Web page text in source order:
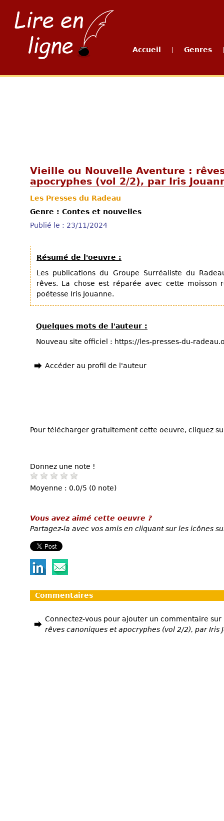
Accueil Genres
Vieille ou Nouvelle Aventure :
apocryphes (vol 2/2), par Iris
Les Presses du Radeau
Genre : Contes et nouvelles
Publié le : 23/11/2024
Résumé de l'oeuvre :
Les publications du Groupe Surréaliste du
rêves. La chose est réparée avec cette moisson
poétesse Iris Jouanne.
Quelques mots de l'auteur :
Nouveau site officiel : https://les-presses-du-
Accéder au profil de l'auteur
Pour télécharger gratuitement cette oeuvre, cliquez
Donnez une note !
Moyenne : 0.0/5 (0 note)
Vous avez aimé cette oeuvre ?
Partagez-la avec vos amis en cliquant sur les icônes
Commentaires
Connectez-vous pour ajouter un commentaire sur
rêves canoniques et apocryphes (vol 2/2), par Iris